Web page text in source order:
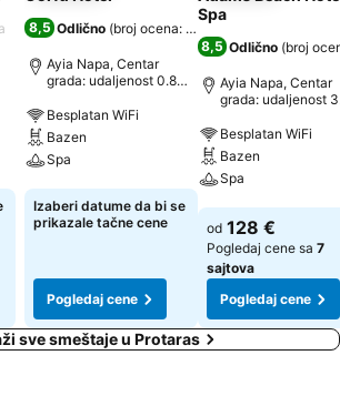
8,5 Odlično (broj ocena: 6.087
Ayia Napa, Centar
grada: udaljenost 0.8
Besplatan WiFi
Bazen
Spa
Pogledaj cene
Izaberi datume da bi se
prikazale tačne cene
Pogledaj cene
Spa
8,5 Odlično (broj
Ayia Napa, Centar
grada: udaljenost
Besplatan WiFi
Bazen
Spa
Pogledaj cene
od 128 €
Pogledaj cene sa 7
sajtova
Pogledaj cene
sve smeštaje u Protaras